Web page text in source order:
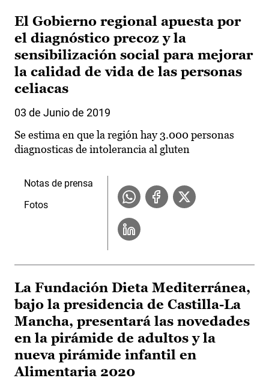
El Gobierno regional apuesta por
el diagnóstico precoz y la
sensibilización social para mejorar
la calidad de vida de las personas
celiacas
03 de Junio de 2019
Se estima en que la región hay 3.000 personas
diagnosticas de intolerancia al gluten
Notas de prensa
Fotos
La Fundación Dieta Mediterránea,
bajo la presidencia de Castilla-La
Mancha, presentará las novedades
en la pirámide de adultos y la
nueva pirámide infantil en
Alimentaria 2020